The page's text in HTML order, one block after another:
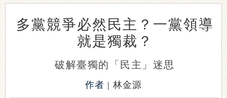
多黨競爭必然民主？一黨領導
就是獨裁？
破解臺獨的「民主」迷思
作者 | 林金源